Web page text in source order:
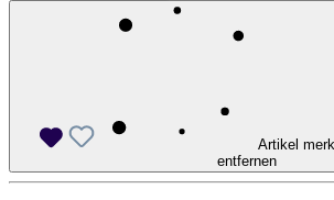
Artikel
entfernen